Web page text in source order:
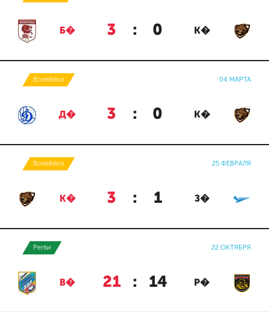
Б� 3 : 0 К�
Волейбол 04 МАРТА
Д� 3 : 0 К�
Волейбол 25 ФЕВРАЛЯ
К� 3 : 1 З�
Регби 22 ОКТЯБРЯ
В� 21 : 14 Р�